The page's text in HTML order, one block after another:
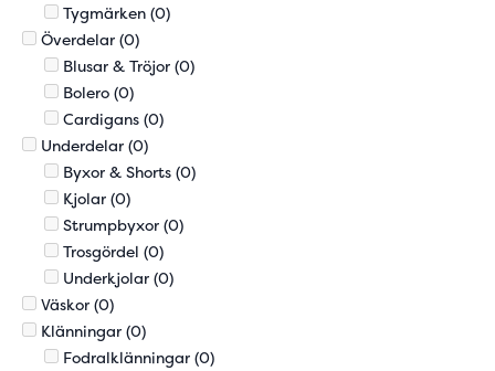
Tygmärken (0)
Överdelar (0)
Blusar & Tröjor (0)
Bolero (0)
Cardigans (0)
Underdelar (0)
Byxor & Shorts (0)
Kjolar (0)
Strumpbyxor (0)
Trosgördel (0)
Underkjolar (0)
Väskor (0)
Klänningar (0)
Fodralklänningar (0)